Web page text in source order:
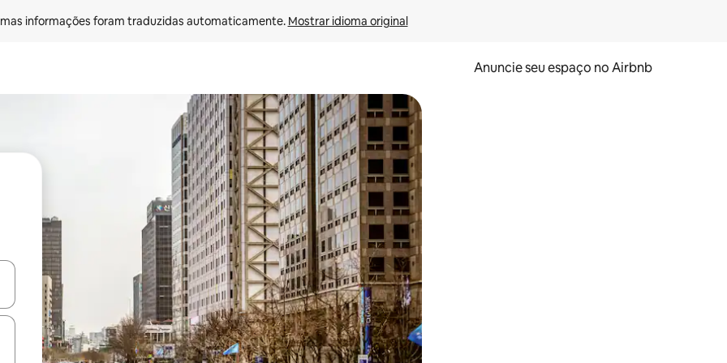
informações foram traduzidas automaticamente. Mostrar idioma original
Anuncie seu espaço no Airbnb
os usando as seta para cima e para baixo do teclado ou tocando e deslizando o dedo na tela.